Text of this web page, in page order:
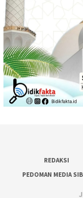
REDAKSI
PEDOMAN MEDIA